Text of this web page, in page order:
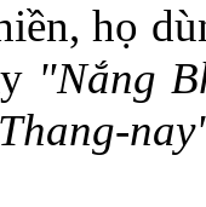
họ
"Nắng